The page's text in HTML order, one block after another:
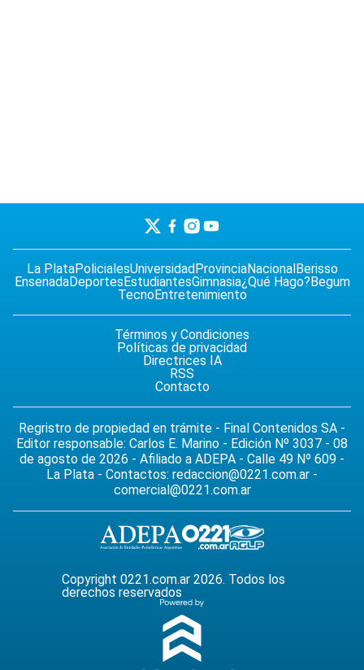
La PlataPolicialesUniversidadProvinciaNacionalBerisso
EnsenadaDeportesEstudiantesGimnasia¿Qué Hago?Begum
TecnoEntretenimiento
Términos y Condiciones
Políticas de privacidad
Directrices IA
RSS
Contacto
Regristro de propiedad en trámite - Final Contenidos SA -
Editor responsable: Carlos E. Marino - Edición Nº 3037 - 08
de agosto de 2026 - Afiliado a ADEPA - Calle 49 Nº 609 -
La Plata - Contactos: redaccion@0221.com.ar -
comercial@0221.com.ar
Copyright 0221.com.ar 2026. Todos los
derechos reservados